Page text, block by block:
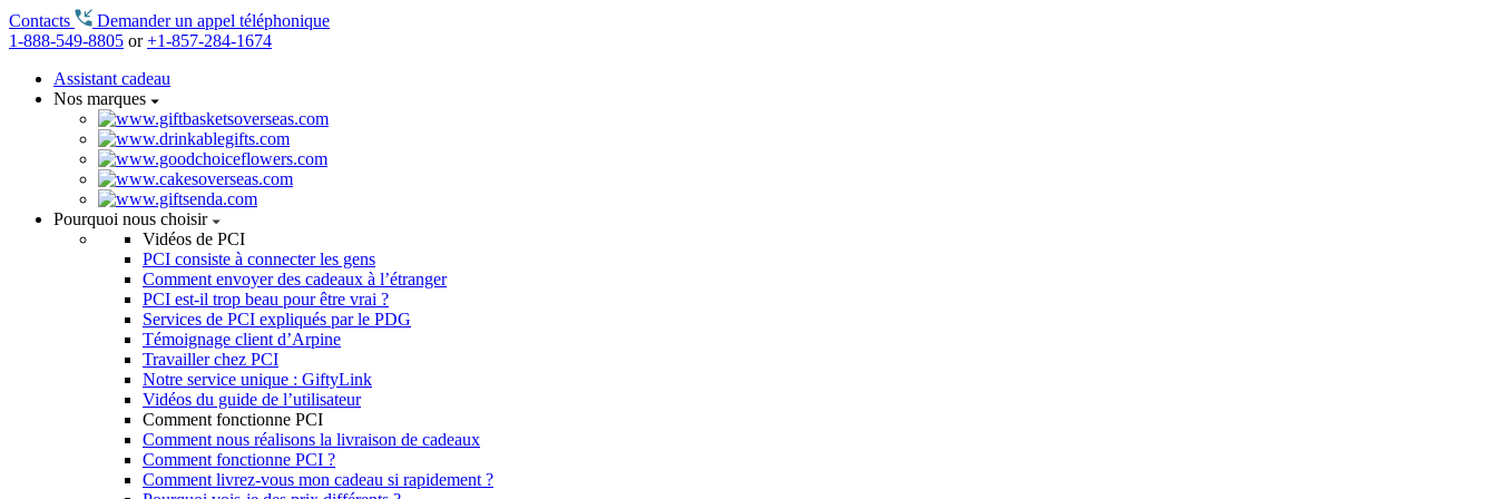
Contacts
Demander un appel téléphonique
1-888-549-8805 or+1-857-284-1674
Assistant cadeau
Nos marques
Pourquoi nous choisir
Vidéos de PCI
PCI consiste à connecter les gens
Comment envoyer des cadeaux à l’étranger
PCI est-il trop beau pour être vrai ?
Services de PCI expliqués par le PDG
Témoignage client d’Arpine
Travailler chez PCI
Notre service unique : GiftyLink
Vidéos du guide de l’utilisateur
Comment fonctionne PCI
Comment nous réalisons la livraison de cadeaux
Comment fonctionne PCI ?
Comment livrez-vous mon cadeau si rapidement ?